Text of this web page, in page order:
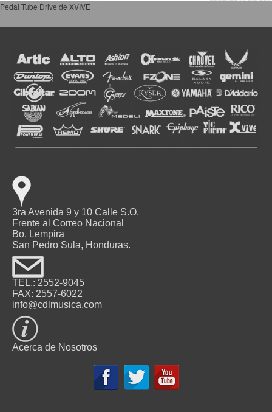
Pedal Tube Drive de XVIVE
3ra Avenida 9 y 10 Calle S.O.
Frente al Correo Nacional
Bo. Lempira
San Pedro Sula, Honduras.
TEL.: 2552-9045
FAX: 2557-6022
info@cdlmusica.com
Acerca de Nosotros